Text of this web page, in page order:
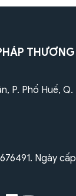
P. Phố Huế, Q.
Ngày